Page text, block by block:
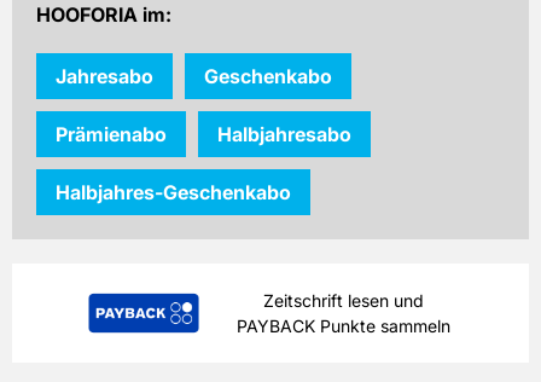
HOOFORIA im:
Jahresabo Geschenkabo
Prämienabo Halbjahresabo
Halbjahres-Geschenkabo
Zeitschrift lesen und
PAYBACK Punkte sammeln